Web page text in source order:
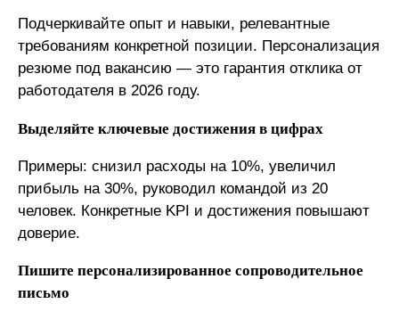
Подчеркивайте опыт и навыки, релевантные
требованиям конкретной позиции. Персонализация
резюме под вакансию — это гарантия отклика от
работодателя в 2026 году.
Выделяйте ключевые достижения в цифрах
Примеры: снизил расходы на 10%, увеличил
прибыль на 30%, руководил командой из 20
человек. Конкретные KPI и достижения повышают
доверие.
Пишите персонализированное сопроводительное
письмо